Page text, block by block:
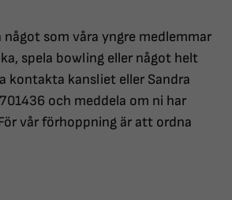
något som våra yngre medlemmar
spela bowling eller något helt
kontakta kansliet eller Sandra
och meddela om ni har
vår förhoppning är att ordna
i vår för er.